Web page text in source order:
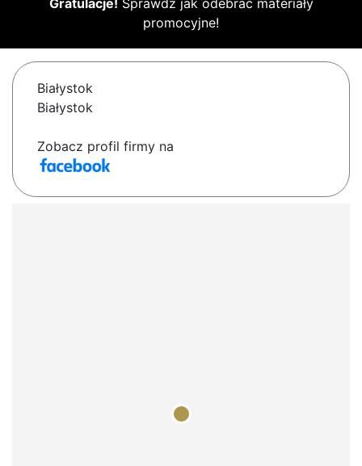
Gratulacje! Sprawdź jak odebrać materiały
promocyjne!
Białystok
Białystok
Zobacz profil firmy na